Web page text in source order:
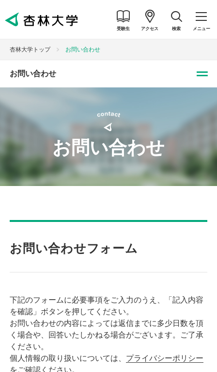
受験生 アクセス 検索 メニュー
杏林大学トップ お問い合わせ
お問い合わせ
お問い合わせ
お問い合わせフォーム
下記のフォームに必要事項をご入力のうえ、「記入内容
を確認」ボタンを押してください。
お問い合わせの内容によっては返信までに多少日数を頂
く場合や、回答いたしかねる場合がございます。ご了承
ください。
個人情報の取り扱いについては、 プライバシーポリシー
をご確認ください。